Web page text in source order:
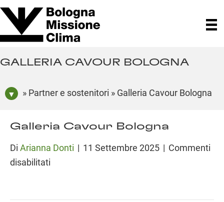
GALLERIA CAVOUR BOLOGNA
» Partner e sostenitori » Galleria Cavour Bologna
Galleria Cavour Bologna
Di Arianna Donti | 11 Settembre 2025 | Commenti
disabilitati